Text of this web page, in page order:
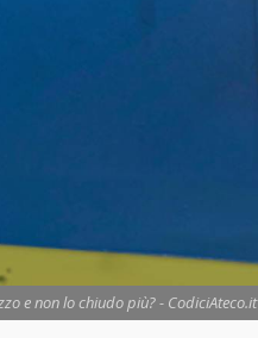
e non lo chiudo più? - CodiciAteco.it